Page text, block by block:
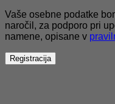
Vaše osebne podatke
naročil, za podporo pri
namene, opisane v
Registracija